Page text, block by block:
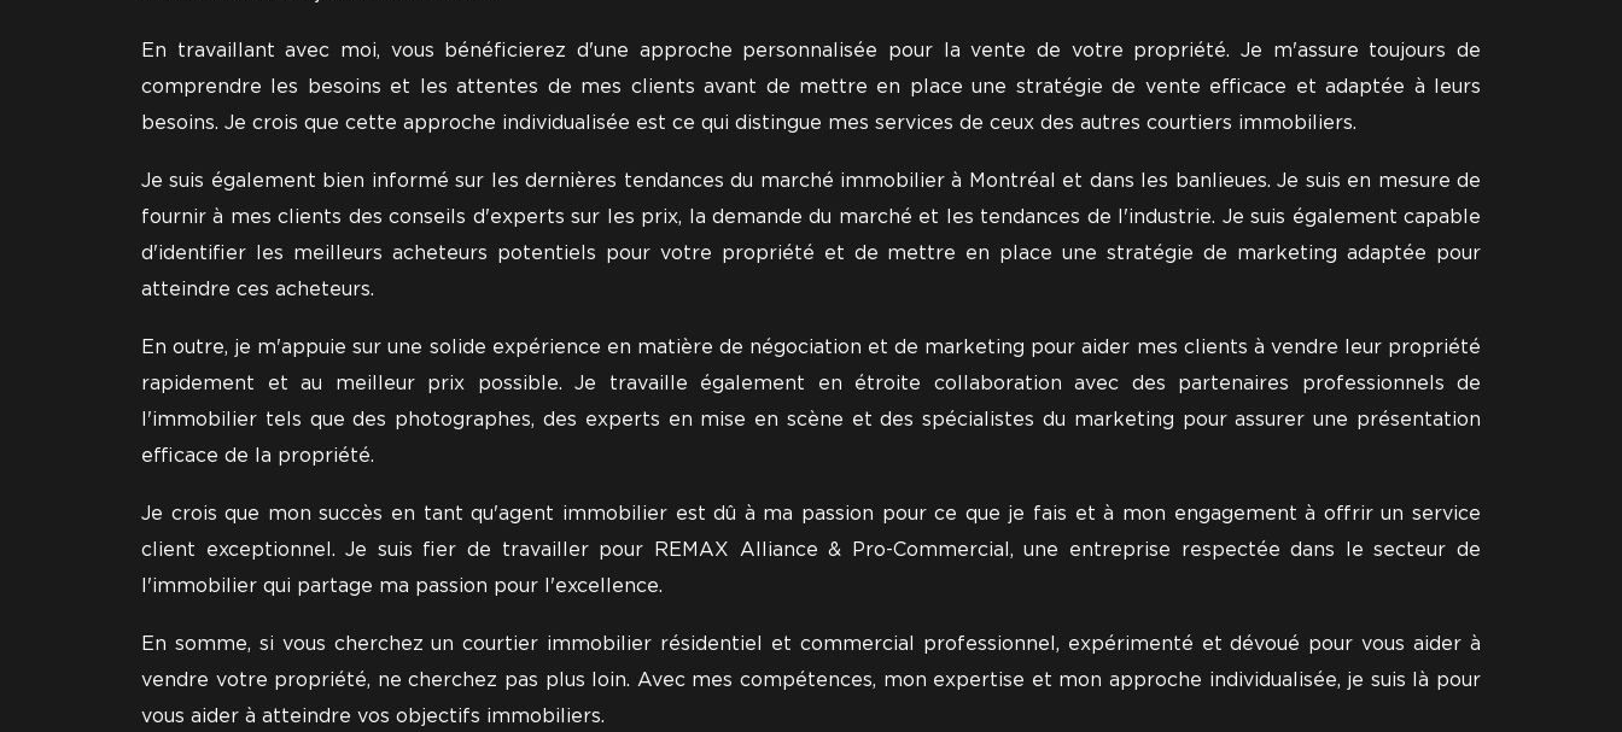
En travaillant avec moi, vous bénéficierez d'une approche personnalisée pour la vente de votre propriété. Je m'assure toujours de
comprendre les besoins et les attentes de mes clients avant de mettre en place une stratégie de vente efficace et adaptée à leurs
besoins. Je crois que cette approche individualisée est ce qui distingue mes services de ceux des autres courtiers immobiliers.
Je suis également bien informé sur les dernières tendances du marché immobilier à Montréal et dans les banlieues. Je suis en mesure de
fournir à mes clients des conseils d'experts sur les prix, la demande du marché et les tendances de l'industrie. Je suis également capable
d'identifier les meilleurs acheteurs potentiels pour votre propriété et de mettre en place une stratégie de marketing adaptée pour
atteindre ces acheteurs.
En outre, je m'appuie sur une solide expérience en matière de négociation et de marketing pour aider mes clients à vendre leur propriété
rapidement et au meilleur prix possible. Je travaille également en étroite collaboration avec des partenaires professionnels de
l'immobilier tels que des photographes, des experts en mise en scène et des spécialistes du marketing pour assurer une présentation
efficace de la propriété.
Je crois que mon succès en tant qu'agent immobilier est dû à ma passion pour ce que je fais et à mon engagement à offrir un service
client exceptionnel. Je suis fier de travailler pour REMAX Alliance & Pro-Commercial, une entreprise respectée dans le secteur de
l'immobilier qui partage ma passion pour l'excellence.
En somme, si vous cherchez un courtier immobilier résidentiel et commercial professionnel, expérimenté et dévoué pour vous aider à
vendre votre propriété, ne cherchez pas plus loin. Avec mes compétences, mon expertise et mon approche individualisée, je suis là pour
vous aider à atteindre vos objectifs immobiliers.